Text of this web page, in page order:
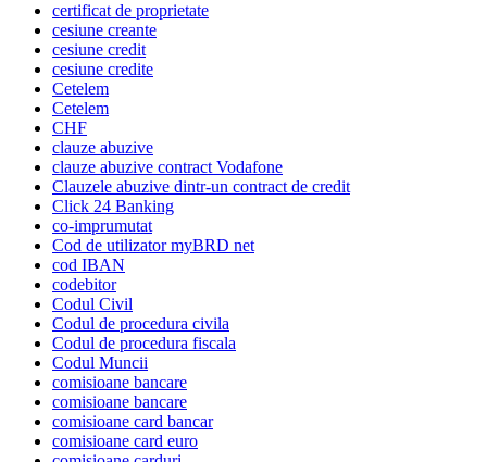
certificat de proprietate
cesiune creante
cesiune credit
cesiune credite
Cetelem
Cetelem
CHF
clauze abuzive
clauze abuzive contract Vodafone
Clauzele abuzive dintr-un contract de credit
Click 24 Banking
co-imprumutat
Cod de utilizator myBRD net
cod IBAN
codebitor
Codul Civil
Codul de procedura civila
Codul de procedura fiscala
Codul Muncii
comisioane bancare
comisioane bancare
comisioane card bancar
comisioane card euro